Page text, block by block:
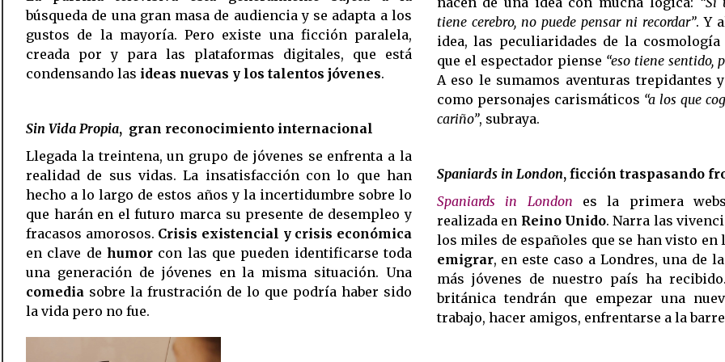
búsqueda de una gran masa de audiencia y se adapta a los
gustos de la mayoría. Pero existe una ficción paralela,
creada por y para las plataformas digitales, que está
condensando las ideas nuevas y los talentos jóvenes.
Sin Vida Propia, gran reconocimiento internacional
Llegada la treintena, un grupo de jóvenes se enfrenta a la
realidad de sus vidas. La insatisfacción con lo que han
hecho a lo largo de estos años y la incertidumbre sobre lo
que harán en el futuro marca su presente de desempleo y
fracasos amorosos. Crisis existencial y crisis económica
en clave de humor con las que pueden identificarse toda
una generación de jóvenes en la misma situación. Una
comedia sobre la frustración de lo que podría haber sido
la vida pero no fue.
tiene cerebro, no puede pensar ni recordar”. Y
idea, las peculiaridades de la cosmología
que el espectador piense “eso tiene sentido,
A eso le sumamos aventuras trepidantes
como personajes carismáticos “a los que
cariño”, subraya.
Spaniards in London, ficción traspasando
Spaniards in London es la primera
realizada en Reino Unido. Narra las
los miles de españoles que se han visto en
emigrar, en este caso a Londres, una de
más jóvenes de nuestro país ha
británica tendrán que empezar una
trabajo, hacer amigos, enfrentarse a la